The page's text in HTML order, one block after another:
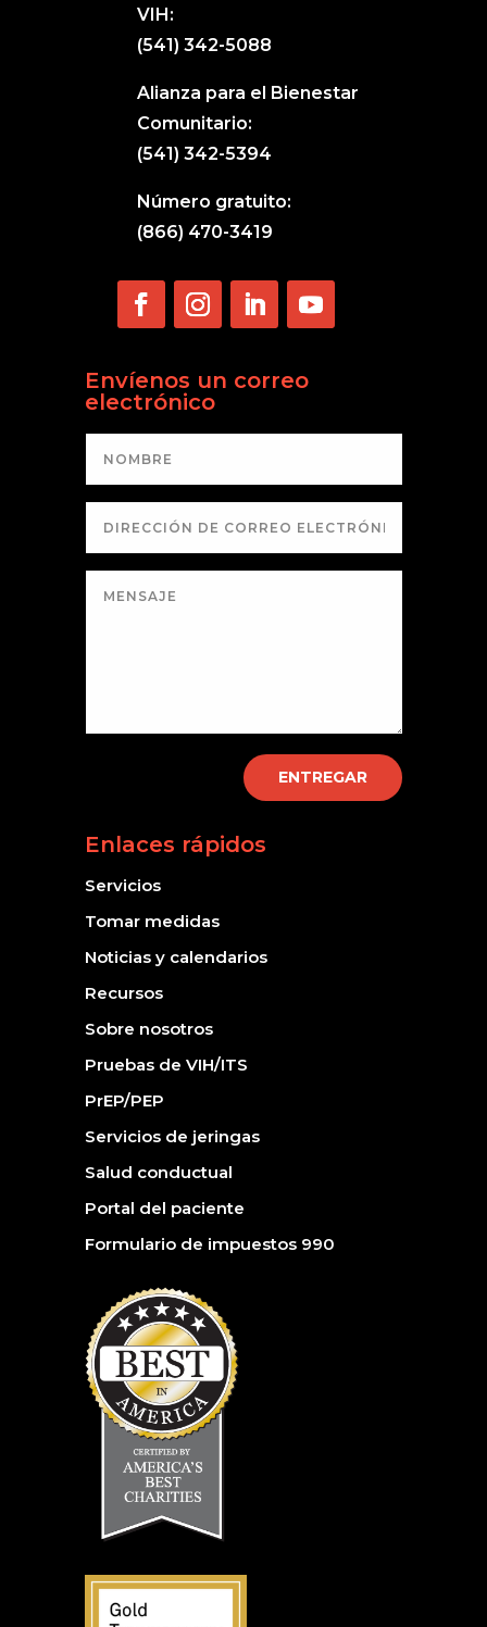
VIH:
(541) 342-5088
Alianza para el Bienestar
Comunitario:
(541) 342-5394
Número gratuito:
(866) 470-3419
Envíenos un correo
electrónico
ENTREGAR
Enlaces rápidos
Servicios
Tomar medidas
Noticias y calendarios
Recursos
Sobre nosotros
Pruebas de VIH/ITS
PrEP/PEP
Servicios de jeringas
Salud conductual
Portal del paciente
Formulario de impuestos 990